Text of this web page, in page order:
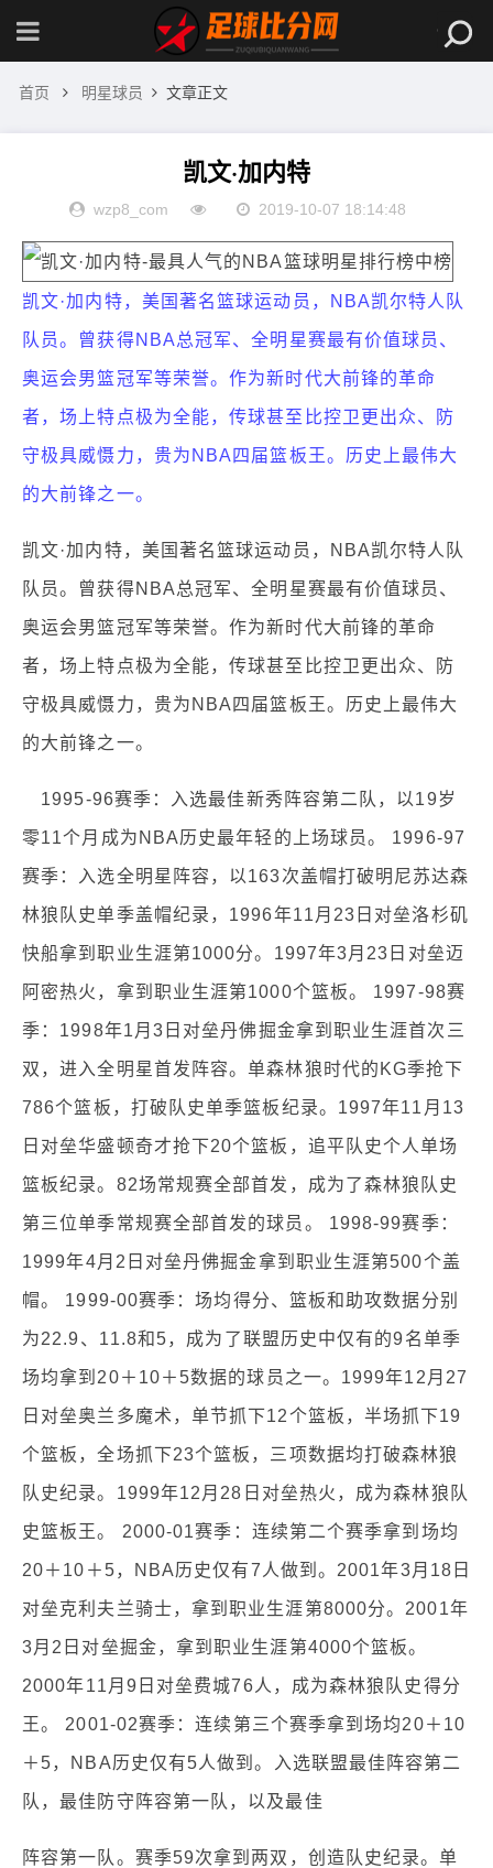
首页 明星球员 文章正文
凯文·加内特
wzp8_com 2019-10-07 18:14:48
凯文·加内特，美国著名篮球运动员，NBA凯尔特人队
队员。曾获得NBA总冠军、全明星赛最有价值球员、
奥运会男篮冠军等荣誉。作为新时代大前锋的革命
者，场上特点极为全能，传球甚至比控卫更出众、防
守极具威慑力，贵为NBA四届篮板王。历史上最伟大
的大前锋之一。
凯文·加内特，美国著名篮球运动员，NBA凯尔特人队
队员。曾获得NBA总冠军、全明星赛最有价值球员、
奥运会男篮冠军等荣誉。作为新时代大前锋的革命
者，场上特点极为全能，传球甚至比控卫更出众、防
守极具威慑力，贵为NBA四届篮板王。历史上最伟大
的大前锋之一。
1995-96赛季：入选最佳新秀阵容第二队，以19岁
零11个月成为NBA历史最年轻的上场球员。 1996-97
赛季：入选全明星阵容，以163次盖帽打破明尼苏达森
林狼队史单季盖帽纪录，1996年11月23日对垒洛杉矶
快船拿到职业生涯第1000分。1997年3月23日对垒迈
阿密热火，拿到职业生涯第1000个篮板。 1997-98赛
季：1998年1月3日对垒丹佛掘金拿到职业生涯首次三
双，进入全明星首发阵容。单森林狼时代的KG季抢下
786个篮板，打破队史单季篮板纪录。1997年11月13
日对垒华盛顿奇才抢下20个篮板，追平队史个人单场
篮板纪录。82场常规赛全部首发，成为了森林狼队史
第三位单季常规赛全部首发的球员。 1998-99赛季：
1999年4月2日对垒丹佛掘金拿到职业生涯第500个盖
帽。 1999-00赛季：场均得分、篮板和助攻数据分别
为22.9、11.8和5，成为了联盟历史中仅有的9名单季
场均拿到20＋10＋5数据的球员之一。1999年12月27
日对垒奥兰多魔术，单节抓下12个篮板，半场抓下19
个篮板，全场抓下23个篮板，三项数据均打破森林狼
队史纪录。1999年12月28日对垒热火，成为森林狼队
史篮板王。 2000-01赛季：连续第二个赛季拿到场均
20＋10＋5，NBA历史仅有7人做到。2001年3月18日
对垒克利夫兰骑士，拿到职业生涯第8000分。2001年
3月2日对垒掘金，拿到职业生涯第4000个篮板。
2000年11月9日对垒费城76人，成为森林狼队史得分
王。 2001-02赛季：连续第三个赛季拿到场均20＋10
＋5，NBA历史仅有5人做到。入选联盟最佳阵容第二
队，最佳防守阵容第一队，以及最佳
阵容第一队。赛季59次拿到两双，创造队史纪录。单